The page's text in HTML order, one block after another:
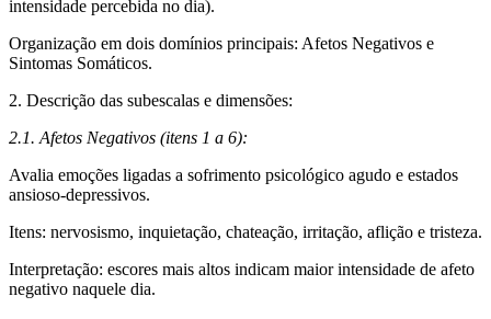
intensidade percebida no dia).
Organização em dois domínios principais: Afetos Negativos e
Sintomas Somáticos.
2. Descrição das subescalas e dimensões:
2.1. Afetos Negativos (itens 1 a 6):
Avalia emoções ligadas a sofrimento psicológico agudo e estados
ansioso-depressivos.
Itens: nervosismo, inquietação, chateação, irritação, aflição e tristeza.
Interpretação: escores mais altos indicam maior intensidade de afeto
negativo naquele dia.